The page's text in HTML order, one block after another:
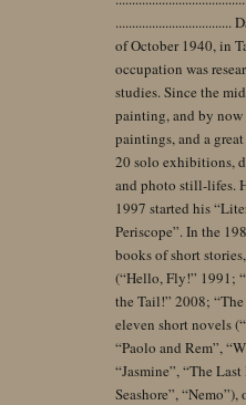
of October 1940, in
occupation was
studies. Since the
painting, and by now
paintings, and a
20 solo exhibitions,
and photo still-lifes.
1997 started his
Periscope”. In the
books of short
(“Hello, Fly!” 1991;
the Tail!” 2008;
eleven short novels
“Paolo and Rem”,
“Jasmine”, “The
Seashore”,